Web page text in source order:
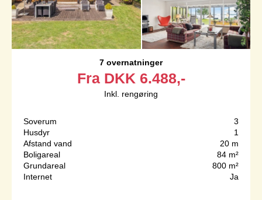
7 overnatninger
Fra DKK 6.488,-
Inkl. rengøring
Soverum
3
Husdyr
1
Afstand vand
20 m
Boligareal
84 m²
Grundareal
800 m²
Internet
Ja